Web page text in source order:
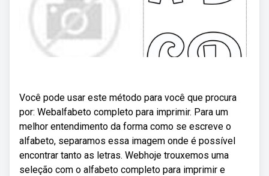
Você pode usar este método para você que procura
por: Webalfabeto completo para imprimir. Para um
melhor entendimento da forma como se escreve o
alfabeto, separamos essa imagem onde é possível
encontrar tanto as letras. Webhoje trouxemos uma
seleção com o alfabeto completo para imprimir e